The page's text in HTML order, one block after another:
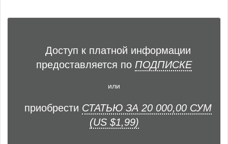
Доступ к платной информации
предоставляется по ПОДПИСКЕ
или
приобрести СТАТЬЮ ЗА 20 000,00 СУМ
(US $1,99)